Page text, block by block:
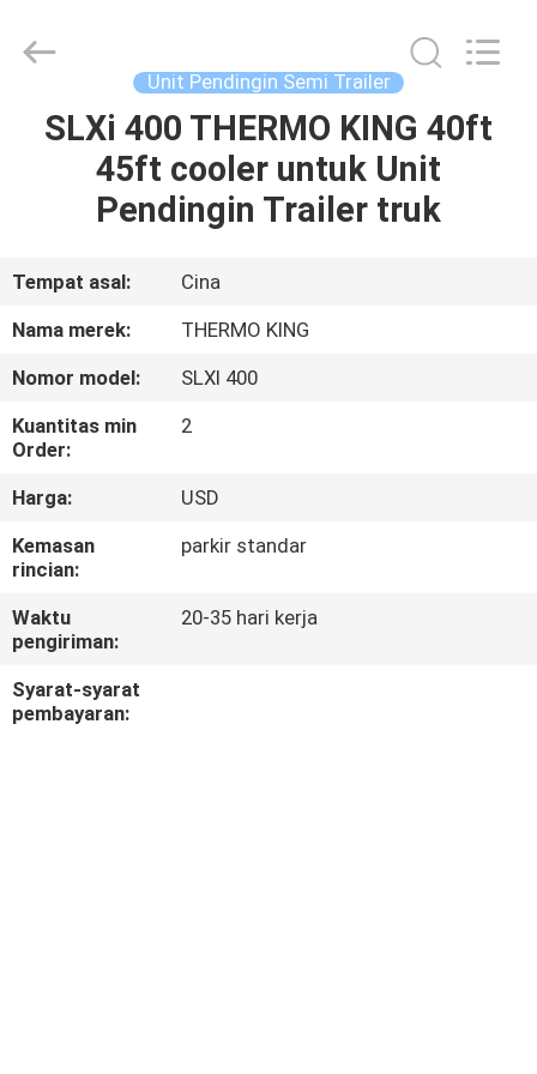
RUMAH
PRODUK
TENTANG
KAMI
TUR
PABRIK
KONTROL
KUALITAS
HUBUNGI
KAMI
INDUSTRY
Reserved.
Unit Pendingin Semi Trailer
SLXi 400 THERMO KING 40ft
45ft cooler untuk Unit
Pendingin Trailer truk
Tempat asal:
Cina
Nama merek:
THERMO KING
Nomor model:
SLXI 400
Kuantitas min
Order:
2
Harga:
USD
Kemasan
rincian:
parkir standar
Waktu
pengiriman:
20-35 hari kerja
Syarat-syarat
pembayaran: